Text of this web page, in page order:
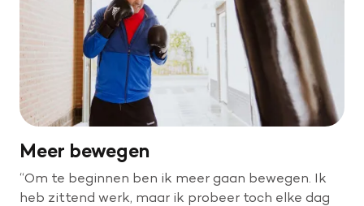
Meer bewegen
“Om te beginnen ben ik meer gaan bewegen. Ik
heb zittend werk, maar ik probeer toch elke dag